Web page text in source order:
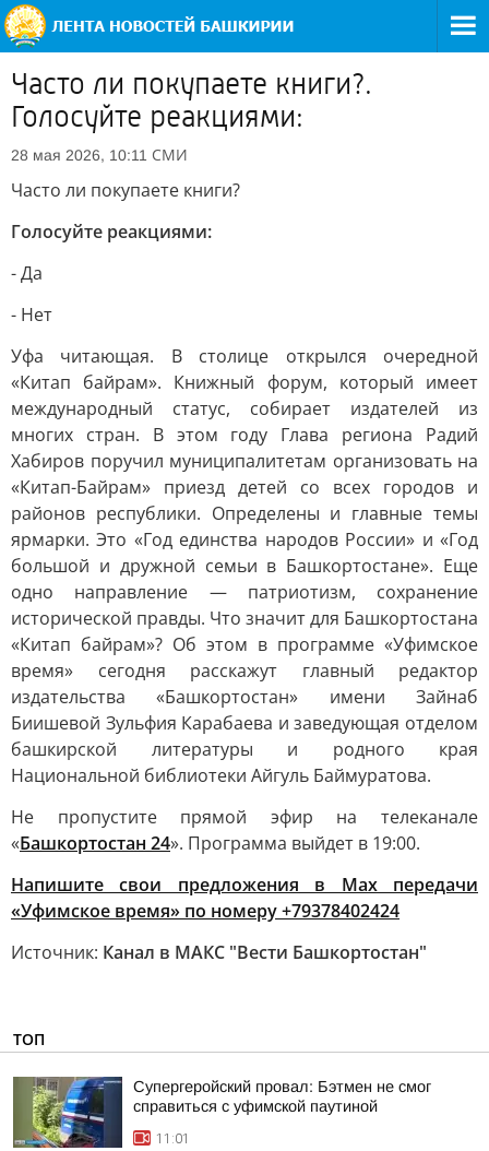
Часто ли покупаете книги?.
Голосуйте реакциями:
28 мая 2026, 10:11 СМИ
Часто ли покупаете книги?
Голосуйте реакциями:
- Да
- Нет
Уфа читающая. В столице открылся очередной
«Китап байрам». Книжный форум, который имеет
международный статус, собирает издателей из
многих стран. В этом году Глава региона Радий
Хабиров поручил муниципалитетам организовать на
«Китап-Байрам» приезд детей со всех городов и
районов республики. Определены и главные темы
ярмарки. Это «Год единства народов России» и «Год
большой и дружной семьи в Башкортостане». Еще
одно направление — патриотизм, сохранение
исторической правды. Что значит для Башкортостана
«Китап байрам»? Об этом в программе «Уфимское
время» сегодня расскажут главный редактор
издательства «Башкортостан» имени Зайнаб
Биишевой Зульфия Карабаева и заведующая отделом
башкирской литературы и родного края
Национальной библиотеки Айгуль Баймуратова.
Не пропустите прямой эфир на телеканале
«Башкортостан 24». Программа выйдет в 19:00.
Напишите свои предложения в Max передачи
«Уфимское время» по номеру +79378402424
Источник: Канал в МАКС "Вести Башкортостан"
ТОП
Супергеройский провал: Бэтмен не смог
справиться с уфимской паутиной
11:01